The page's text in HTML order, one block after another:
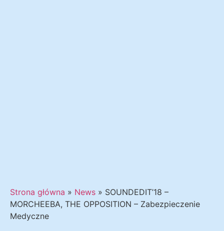
Strona główna » News » SOUNDEDIT’18 –
MORCHEEBA, THE OPPOSITION – Zabezpieczenie
Medyczne